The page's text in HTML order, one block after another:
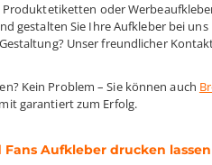
oder
gestalten Sie Ihre Aufkleber bei
Unser freundlicher
Kein Problem – Sie können auch
garantiert zum Erfolg.
Aufkleber drucken